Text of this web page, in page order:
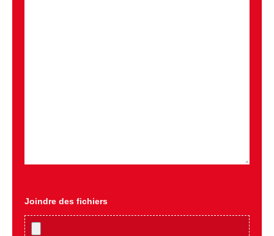
Joindre des fichiers